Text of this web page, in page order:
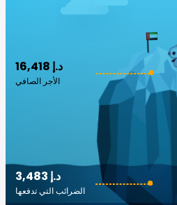
16,418 د.إ
الأجر الصافي
3,483 د.إ
الضرائب التي تدفعها